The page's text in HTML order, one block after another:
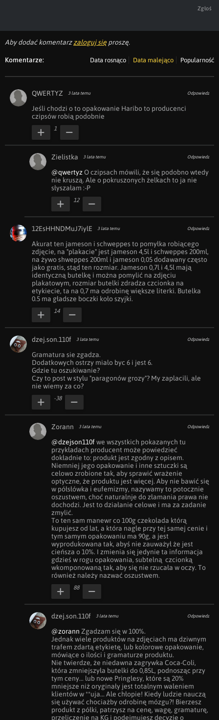
Zgłoś
Aby dodać komentarzzaloguj się proszę.
Komentarze: Data rosnąco Data malejąco Popularność
QWERTYZ 3 lata temu Odpowiedz
Jeśli chodzi o to opakowanie Haribo to producenci
czipsów robią podobnie
1
Zielistka 3 lata temu Odpowiedz
@qwertyz O czipsach mówili, że się podobno wtedy
nie kruszą. Ale o pokruszonych żelkach to ja nie
słyszałam :-P
12
12EsHHNDMuJ7iylE 3 lata temu Odpowiedz
Akurat ten jameson i schweppes to pomyłka robiącego
zdjęcie, na "plakacie" jest jameson 4,5l i schweppes 200ml,
na żywo shweppes 200ml i jameson 0,05 dodawany często
jako gratis, stąd ten rozmiar. Jameson 0,7l i 4,5l mają
identyczną butelkę i można pomylić na zdjęciu
plakatowym, rozmiar butelki zdradza czcionka na
etykiecie, ta na 0,7 ma odrobinę większe literki. Butelka
0.5 ma gładsze boczki koło szyjki.
14
dzej.son.110f 3 lata temu Odpowiedz
Gramatura sie zgadza.
Dodatkowych ostrzy mialo byc 6 i jest 6.
Gdzie tu oszukiwanie?
Czy to post w stylu "paragonów grozy"? My zaplacili, ale
nie wiemy za co?
-38
Zorann 3 lata temu Odpowiedz
@dzejson110f we wszystkich pokazanych tu
przykładach producent może powiedzieć
dokładnie to: produkt jest zgodny z opisem.
Niemniej jego opakowanie i inne sztuczki są
celowo zrobione tak, aby sprawić wrażenie
optyczne, że produktu jest więcej. Aby nie bawić się
w półsłówka i eufemizmy, nazywamy to potocznie
oszustwem, choć naturalnje do złamania prawa nie
dochodzi. Jest to działanie celowe i ma za zadanie
zmylić.
To ten sam manewr co 100g czekolada którą
kupujesz od lat, a która nagle przy tej samej cenie i
tym samym opakowaniu ma 90g, a jest
wyprodukowana tak, abyś nie zauważył że jest
cieńsza o 10%. I zmienia się jedynie ta informacja
gdzieś w rogu opakowania, subtelną  czcionką
wkomponowaną tak, aby się nie rzucała w oczy. To
również należy nazwać oszustwem.
88
dzej.son.110f 3 lata temu Odpowiedz
@zorann Zgadzam się w 100%.
Jednak wiele produktów na zdjęciach ma dziwnym
trafem zdartą etykietę, lub kolorowe opakowanie,
mówiące o ilości i gramaturze produktu.
Nie twierdze, że niedawna zagrywka Coca-Coli,
która zmniejszyła butelki do 0,85L, podnosząc przy
tym ceny... lub nowe Pringlesy, które są 20%
mniejsze niż oryginały jest totalnym waleniem
klientów w **uja... Ale chłopie! Kiedy ludzie nauczą
się używać chociażby odrobinę mózgu?! Bierzesz
produkt z półki, patrzysz na cenę, wagę, gramaturę,
przeliczenie na KG i podejmujesz decyzję o